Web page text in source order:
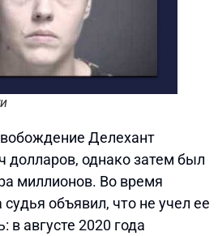
Делехант
долларов, однако затем был
миллионов. Во время
судья объявил, что не учел ее
в августе 2020 года